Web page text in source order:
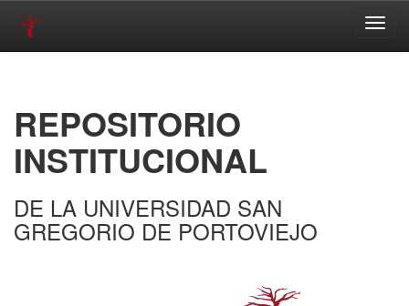
REPOSITORIO
INSTITUCIONAL
DE LA UNIVERSIDAD SAN
GREGORIO DE PORTOVIEJO